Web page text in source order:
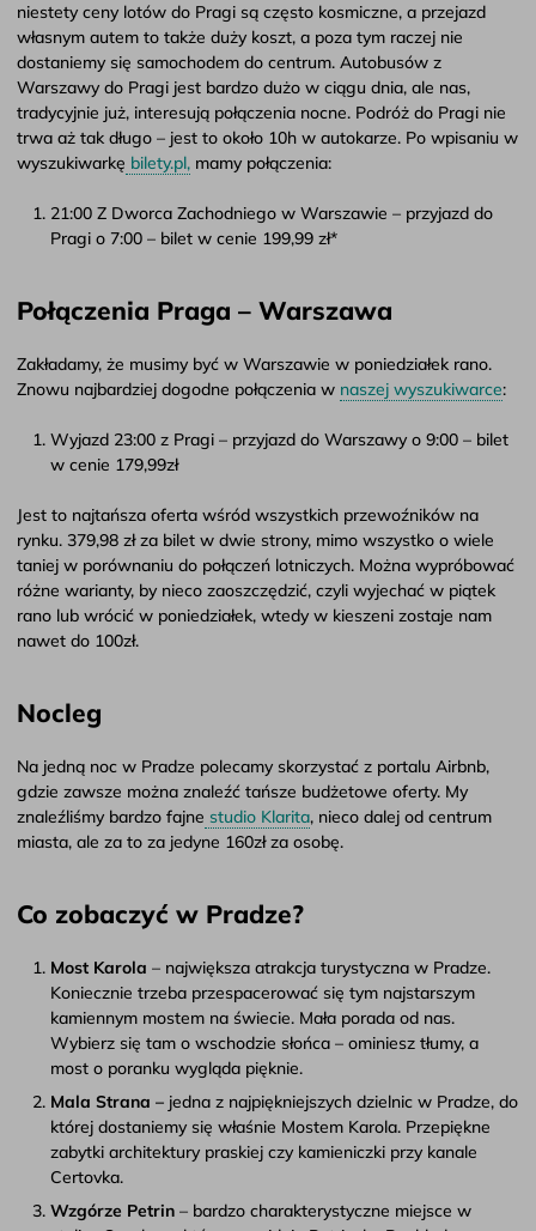
niestety ceny lotów do Pragi są często kosmiczne, a przejazd
własnym autem to także duży koszt, a poza tym raczej nie
dostaniemy się samochodem do centrum. Autobusów z
Warszawy do Pragi jest bardzo dużo w ciągu dnia, ale nas,
tradycyjnie już, interesują połączenia nocne. Podróż do Pragi nie
trwa aż tak długo – jest to około 10h w autokarze. Po wpisaniu w
wyszukiwarkę bilety.pl, mamy połączenia:
21:00 Z Dworca Zachodniego w Warszawie – przyjazd do
Pragi o 7:00 – bilet w cenie 199,99 zł*
Połączenia Praga – Warszawa
Zakładamy, że musimy być w Warszawie w poniedziałek rano.
Znowu najbardziej dogodne połączenia w naszej wyszukiwarce:
Wyjazd 23:00 z Pragi – przyjazd do Warszawy o 9:00 – bilet
w cenie 179,99zł
Jest to najtańsza oferta wśród wszystkich przewoźników na
rynku. 379,98 zł za bilet w dwie strony, mimo wszystko o wiele
taniej w porównaniu do połączeń lotniczych. Można wypróbować
różne warianty, by nieco zaoszczędzić, czyli wyjechać w piątek
rano lub wrócić w poniedziałek, wtedy w kieszeni zostaje nam
nawet do 100zł.
Nocleg
Na jedną noc w Pradze polecamy skorzystać z portalu Airbnb,
gdzie zawsze można znaleźć tańsze budżetowe oferty. My
znaleźliśmy bardzo fajne studio Klarita, nieco dalej od centrum
miasta, ale za to za jedyne 160zł za osobę.
Co zobaczyć w Pradze?
Most Karola – największa atrakcja turystyczna w Pradze.
Koniecznie trzeba przespacerować się tym najstarszym
kamiennym mostem na świecie. Mała porada od nas.
Wybierz się tam o wschodzie słońca – ominiesz tłumy, a
most o poranku wygląda pięknie.
Mala Strana – jedna z najpiękniejszych dzielnic w Pradze, do
której dostaniemy się właśnie Mostem Karola. Przepiękne
zabytki architektury praskiej czy kamieniczki przy kanale
Certovka.
Wzgórze Petrin – bardzo charakterystyczne miejsce w